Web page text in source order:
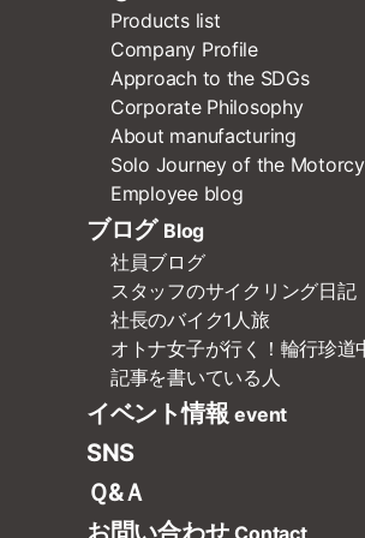
Products list
Company Profile
Approach to the SDGs
Corporate Philosophy
About manufacturing
Solo Journey of the
Employee blog
ブログ Blog
社員ブログ
スタッフのサイクリング日記
社長のバイク1人旅
オトナ女子が行く！輪行珍道
記事を書いている人
イベント情報 event
SNS
Ｑ&Ａ
お問い合わせ Contact